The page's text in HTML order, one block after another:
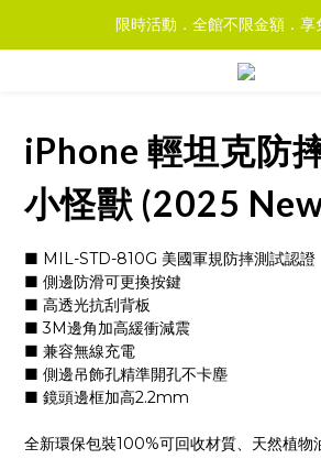
限時活動．全館不限金額．享
iPhone 輕坦克防
小怪獸 (2025
■ MIL-STD-810G 美國軍規防摔測試認證
■ 側邊防滑可更換按鍵
■ 高透光抗刮背板
■ 3M邊角加高緩衝減震
■ 兼容無線充電
■ 側邊吊飾孔精準開孔不卡塵
■ 鏡頭邊框加高2.2mm
全新環保包裝100%可回收材質、天然植物